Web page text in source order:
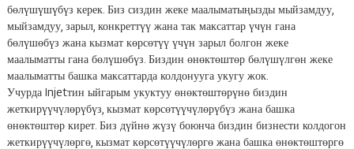
бөлүшүшүбүз керек. Биз сиздин жеке маалыматыңызды мыйзамдуу,
мыйзамдуу, зарыл, конкреттүү жана так максаттар үчүн гана
бөлүшөбүз жана кызмат көрсөтүү үчүн зарыл болгон жеке
маалыматты гана бөлүшөбүз. Биздин өнөктөштөр бөлүшүлгөн жеке
маалыматты башка максаттарда колдонууга укугу жок.
Учурда Injetтин ыйгарым укуктуу өнөктөштөрүнө биздин
жеткирүүчүлөрүбүз, кызмат көрсөтүүчүлөрүбүз жана башка
өнөктөштөр кирет. Биз дүйнө жүзү боюнча биздин бизнести колдогон
жеткирүүчүлөргө, кызмат көрсөтүүчүлөргө жана башка өнөктөштөргө